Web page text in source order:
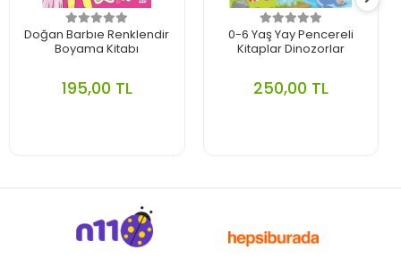
Doğan Barbıe Renklendir
Boyama Kitabı
195,00 TL
0-6 Yaş Yay Pencereli
Kitaplar Dinozorlar
250,00 TL